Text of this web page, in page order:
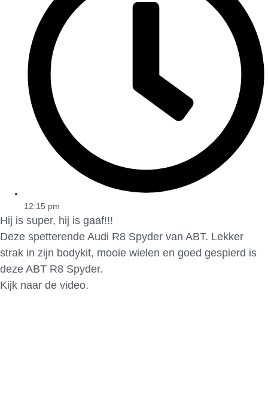
12:15 pm
Hij is super, hij is gaaf!!!
Deze spetterende Audi R8 Spyder van ABT. Lekker
strak in zijn bodykit, mooie wielen en goed gespierd is
deze ABT R8 Spyder.
Kijk naar de video.